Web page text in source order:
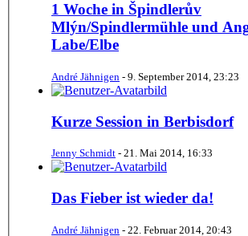
1 Woche in Špindlerův
Mlýn/Spindlermühle und
Labe/Elbe
André Jähnigen - 9. September 2014, 23:23
Kurze Session in Berbisdorf
Jenny Schmidt - 21. Mai 2014, 16:33
Das Fieber ist wieder da!
André Jähnigen - 22. Februar 2014, 20:43